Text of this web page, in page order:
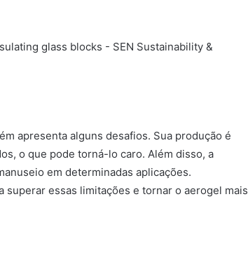
apresenta alguns desafios. Sua produção é
o que pode torná-lo caro. Além disso, a
em determinadas aplicações.
superar essas limitações e tornar o aerogel mais